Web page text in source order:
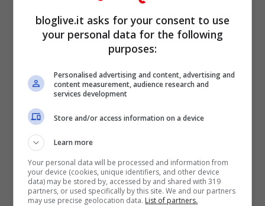
bordo piscina incanta i fan
bloglive.it asks for your consent to use
your personal data for the following
purposes:
Personalised advertising and content, advertising and
content measurement, audience research and
services development
Store and/or access information on a device
Learn more
Your personal data will be processed and information from
your device (cookies, unique identifiers, and other device
data) may be stored by, accessed by and shared with 319
partners, or used specifically by this site. We and our partners
may use precise geolocation data. List of partners.